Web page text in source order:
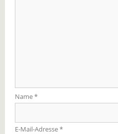
Name*
E-Mail-Adresse*